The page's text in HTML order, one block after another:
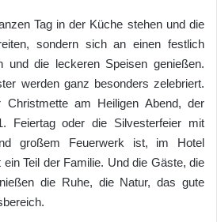
Tag in der Küche stehen und die
sondern sich an einen festlich
und die leckeren Speisen genießen.
werden ganz besonders zelebriert.
am Heiligen Abend, der
Feiertag oder die Silvesterfeier mit
großem Feuerwerk ist, im Hotel
Teil der Familie. Und die Gäste, die
die Ruhe, die Natur, das gute